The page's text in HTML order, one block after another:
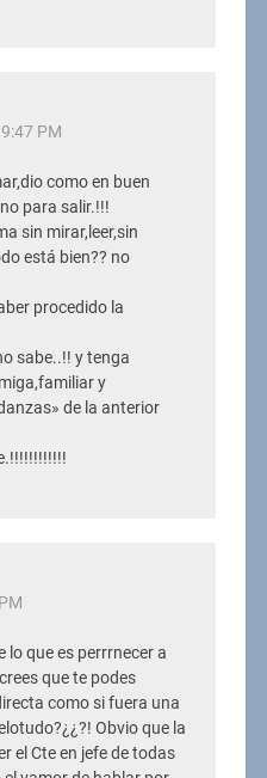
PM
como en buen
para salir.!!!
sin mirar,leer,sin
está bien?? no
procedido la
sabe..!! y tenga
y
de la anterior
lo que es perrrnecer a
que te podes
como si fuera una
Obvio que la
el Cte en jefe de todas